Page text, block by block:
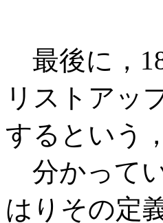
最後に，
リストアッ
するという
分かって
はりその定